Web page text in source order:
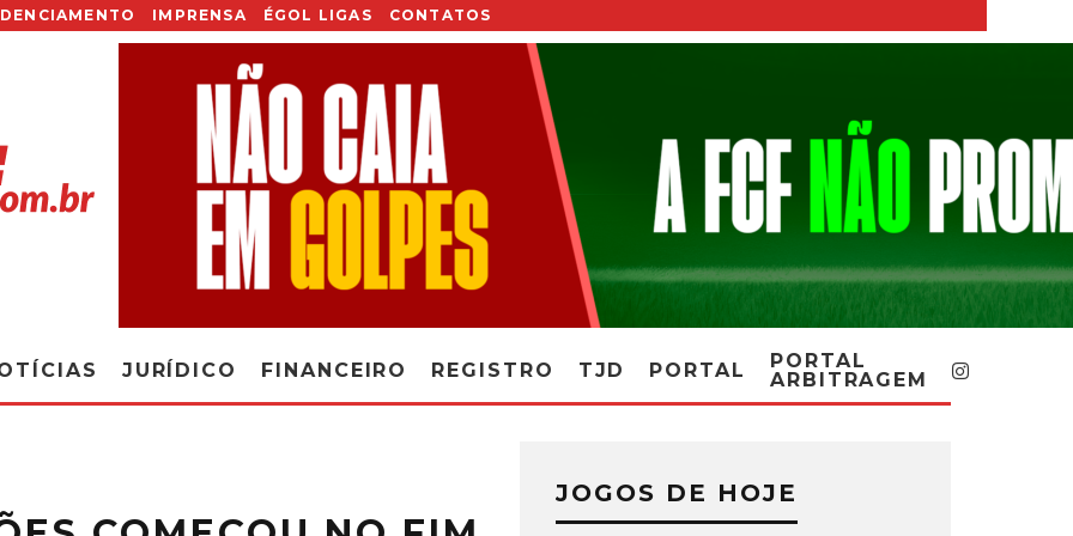
IMPRENSA ÉGOL LIGAS CONTATOS
JURÍDICO FINANCEIRO REGISTRO TJD PORTAL
PORTAL
ARBITRAGEM
JOGOS DE HOJE